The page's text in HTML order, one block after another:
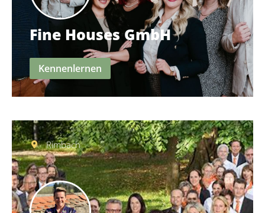
Fine Houses GmbH
Kennenlernen
Rimbach